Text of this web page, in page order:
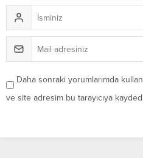
Daha sonraki yorumlarımda
ve site adresim bu tarayıcıya